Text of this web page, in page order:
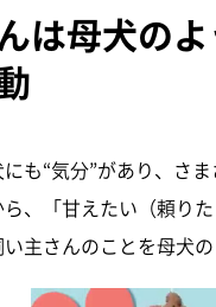
は母犬の
も“気分”があり、さ
、「甘えたい（頼り
主さんのことを母犬